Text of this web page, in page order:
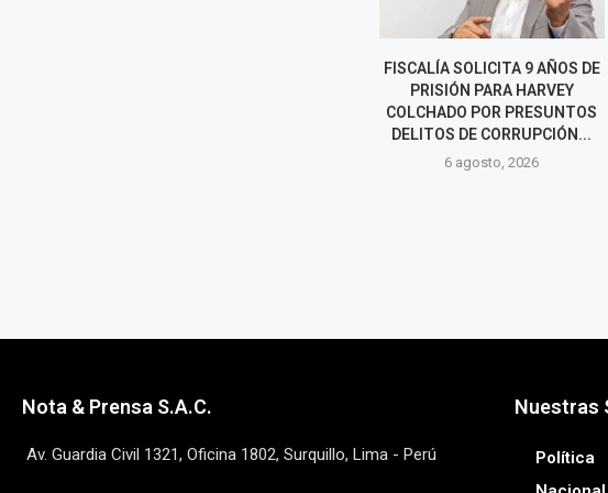
FISCALÍA SOLICITA 9 AÑOS DE
PRISIÓN PARA HARVEY
COLCHADO POR PRESUNTOS
DELITOS DE CORRUPCIÓN...
6 agosto, 2026
Nota & Prensa S.A.C.
Av. Guardia Civil 1321, Oficina 1802, Surquillo, Lima - Perú
Nuestras
Política